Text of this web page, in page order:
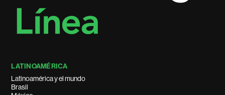
LATINOAMÉRICA
Latinoamérica y el mundo
Brasil